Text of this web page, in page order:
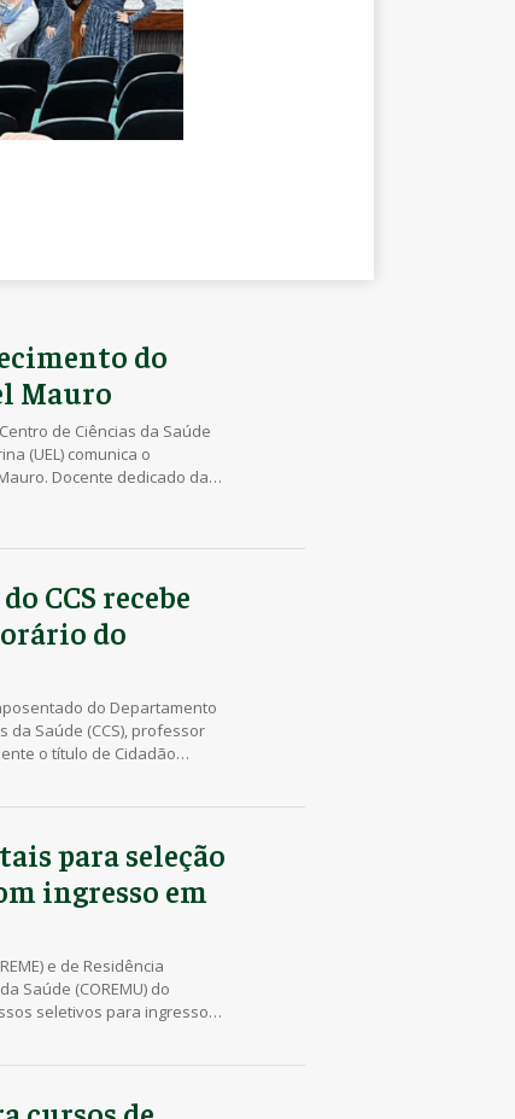
do
Mauro
de Ciências da Saúde
(UEL) comunica o
Docente dedicado da
CCS recebe
do
do Departamento
da Saúde (CCS), professor
o título de Cidadão
para seleção
ingresso em
e de Residência
Saúde (COREMU) do
seletivos para ingresso